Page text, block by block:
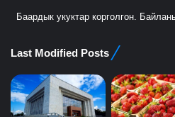
Баардык укуктар корголгон.
Last Modified Posts